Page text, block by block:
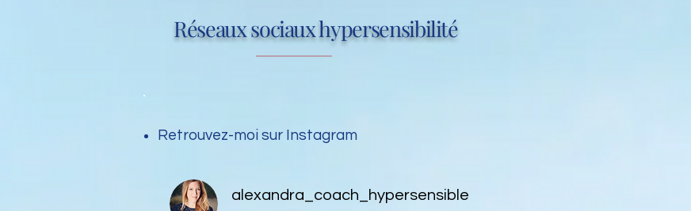
Réseaux sociaux hypersensibilité
Retrouvez-moi sur Instagram
alexandra_coach_hypersensible